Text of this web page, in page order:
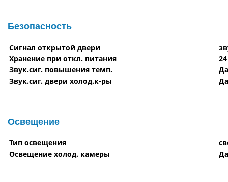
Безопасность
Сигнал открытой двери
Хранение при откл. питания
Звук.сиг. повышения темп.
Да
Звук.сиг. двери холод.к-ры
Да
Освещение
Тип освещения
Освещение холод. камеры
Да